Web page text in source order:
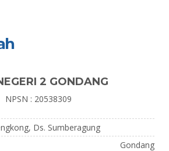
2 GONDANG
NPSN : 20538309
Ds. Sumberagung
Gondang